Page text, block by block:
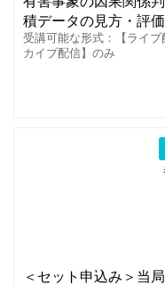
積データの見方・評価
受講可能な形式：【ライ
カイブ配信】のみ
＜セット申込み＞当